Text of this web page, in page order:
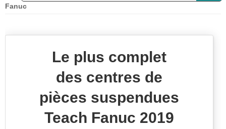
Fanuc
Le plus complet
des centres de
pièces suspendues
Teach Fanuc 2019